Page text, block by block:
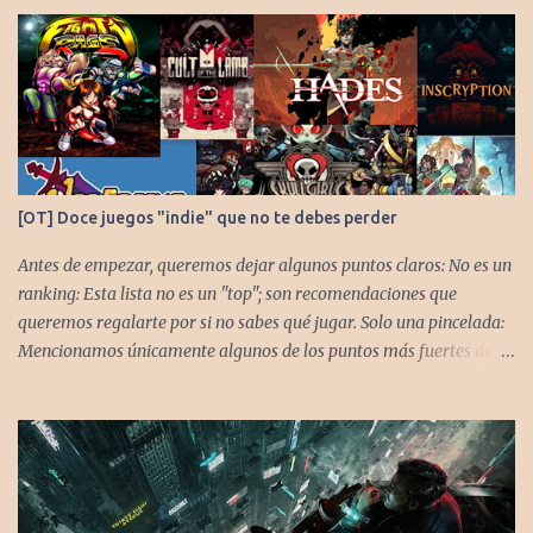
[OT] Doce juegos "indie" que no te debes perder
Antes de empezar, queremos dejar algunos puntos claros: No es un
ranking: Esta lista no es un "top"; son recomendaciones que
queremos regalarte por si no sabes qué jugar. Solo una pincelada:
Mencionamos únicamente algunos de los puntos más fuertes de
asegurar que, al menos uno, se adapte a tus gustos. Si te gusta este
tipo de contenido, háznoslo saber para crear nuevas entradas con
otros doce juegos imprescindibles. Cuphead En la mente de los dos
hermanos desarrolladores, la idea de fusionar el arte de las